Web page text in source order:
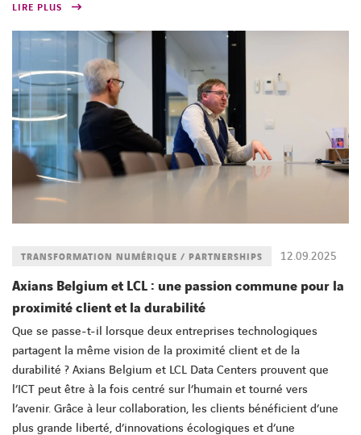
LIRE PLUS
12.09.2025
TRANSFORMATION NUMÉRIQUE / PARTNERSHIPS
Axians Belgium et LCL : une passion commune pour la
proximité client et la durabilité
Que se passe-t-il lorsque deux entreprises technologiques
partagent la même vision de la proximité client et de la
durabilité ? Axians Belgium et LCL Data Centers prouvent que
l’ICT peut être à la fois centré sur l’humain et tourné vers
l’avenir. Grâce à leur collaboration, les clients bénéficient d’une
plus grande liberté, d’innovations écologiques et d’une